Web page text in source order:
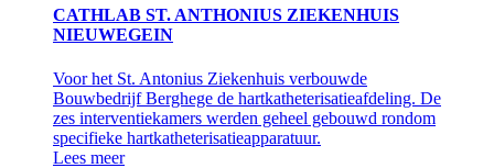
CATHLAB ST. ANTHONIUS ZIEKENHUIS
NIEUWEGEIN
Voor het St. Antonius Ziekenhuis verbouwde
Bouwbedrijf Berghege de hartkatheterisatieafdeling. De
zes interventiekamers werden geheel gebouwd rondom
specifieke hartkatheterisatieapparatuur.
Lees meer